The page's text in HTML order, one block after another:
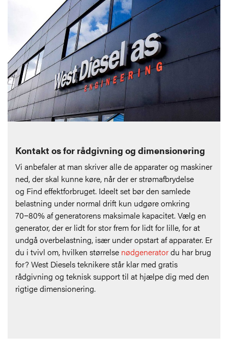
Kontakt os for rådgivning og dimensionering
Vi anbefaler at man skriver alle de apparater og maskiner
ned, der skal kunne køre, når der er strømafbrydelse
og Find effektforbruget. Ideelt set bør den samlede
belastning under normal drift kun udgøre omkring
70−80% af generatorens maksimale kapacitet. Vælg en
generator, der er lidt for stor frem for lidt for lille, for at
undgå overbelastning, især under opstart af apparater. Er
du i tvivl om, hvilken størrelse nødgeneratordu har brug
for? West Diesels teknikere står klar med gratis
rådgivning og teknisk support til at hjælpe dig med den
rigtige dimensionering.